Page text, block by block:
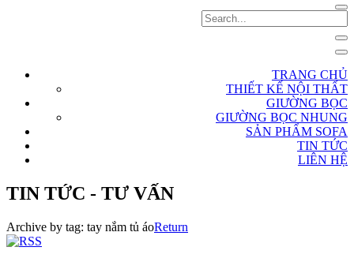
TRANG CHỦ
THIẾT KẾ NỘI THẤT
GIƯỜNG BỌC
GIƯỜNG BỌC NHUNG
SẢN PHẨM SOFA
TIN TỨC
LIÊN HỆ
TIN TỨC - TƯ VẤN
Archive by tag: tay nắm tủ áoReturn